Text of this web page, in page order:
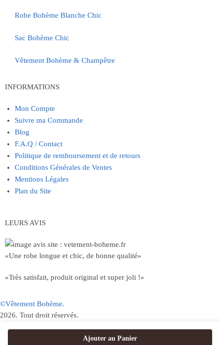
Ajouter au Panier
Robe Bohème Blanche Chic
Sac Bohème Chic
Vêtement Bohème & Champêtre
INFORMATIONS
Mon Compte
Suivre ma Commande
Blog
F.A.Q / Contact
Politique de remboursement et de retours
Conditions Générales de Ventes
Mentions Légales
Plan du Site
LEURS AVIS
«Une robe longue et chic, de bonne qualité»
«Très satisfait, produit original et super joli !»
©Vêtement Bohème.
2026. Tout droit réservés.